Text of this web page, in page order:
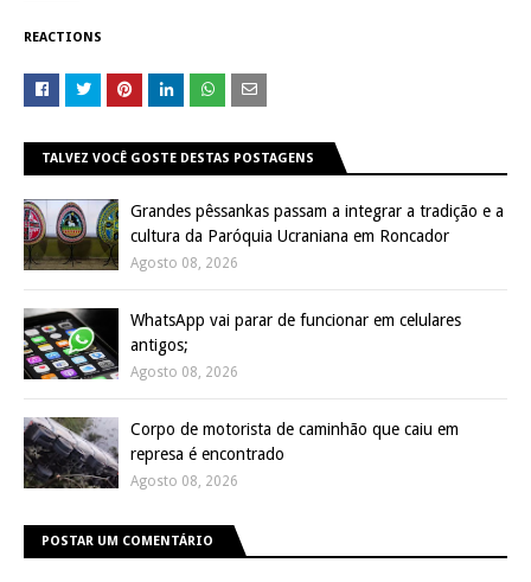
REACTIONS
TALVEZ VOCÊ GOSTE DESTAS POSTAGENS
Grandes pêssankas passam a integrar a tradição e a
cultura da Paróquia Ucraniana em Roncador
Agosto 08, 2026
WhatsApp vai parar de funcionar em celulares
antigos;
Agosto 08, 2026
Corpo de motorista de caminhão que caiu em
represa é encontrado
Agosto 08, 2026
POSTAR UM COMENTÁRIO